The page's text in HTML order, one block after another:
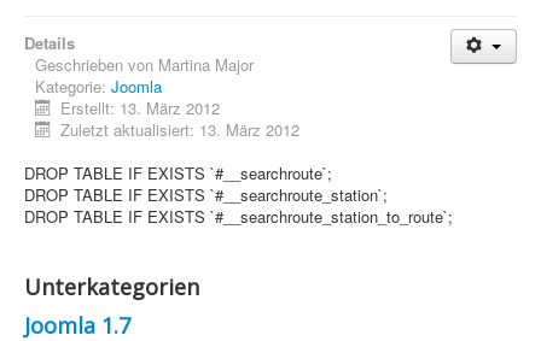
Webdesign
CMS
Grafik
JavaScript
Figuren - Mörchennase +
Home
Details
Geschrieben von Martina Major
Kategorie: Joomla
Erstellt: 13. März 2012
Zuletzt aktualisiert: 13. März 2012
DROP TABLE IF EXISTS `#__searchroute`;
DROP TABLE IF EXISTS `#__searchroute_station`;
DROP TABLE IF EXISTS `#__searchroute_station_to_route`;
Unterkategorien
Joomla 1.7